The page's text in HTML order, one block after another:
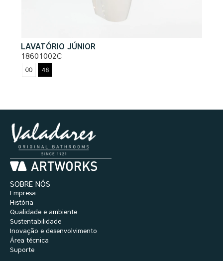
LAVATÓRIO JÚNIOR
18601002C
SOBRE NÓS
Empresa
História
Qualidade e ambiente
Sustentabilidade
Inovação e desenvolvimento
Área técnica
Suporte